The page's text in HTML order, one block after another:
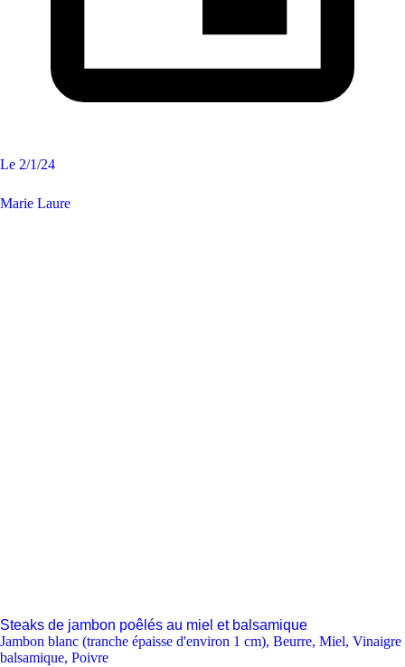
Le 2/1/24
Marie Laure
Steaks de jambon poêlés au miel et balsamique
Jambon blanc (tranche épaisse d'environ 1 cm), Beurre, Miel, Vinaigre
balsamique, Poivre